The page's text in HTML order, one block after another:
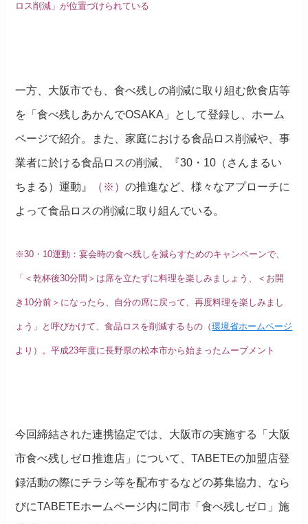
ロス削減」が位置づけられている
一方、大阪市でも、食べ残しの削減に取り組む飲食店等
を「食べ残しあかんでOSAKA」として登録し、ホーム
ページで紹介。 また、家庭における食品ロス削減や、事
業者に於ける食品ロスの削減、『30・10（さんまるい
ちまる）運動』 （※）の推進など、様々なアプローチに
よって食品ロスの削減に取り組んでいる。
※30・10運動：宴会時の食べ残しを減らすためのキャンペーンで、
「＜乾杯後30分間＞は席を立たずに料理を楽しみましょう、＜お開
き10分前＞になったら、自分の席に戻って、再度料理を楽しみまし
ょう」と呼びかけて、食品ロスを削減するもの（環境省ホームページ
より）。平成23年度に長野県の松本市から始まったムーブメント
今回締結された連携協定では、大阪市の実施する「大阪
市食べ残しゼロ推進店」について、TABETEの加盟店登
録活動の際にチラシ等を配布するなどの募集協力、なら
びにTABETEホームページ内に同市「食べ残しゼロ」施